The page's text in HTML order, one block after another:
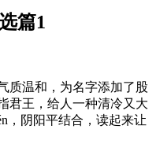
篇1
质温和，为名字添加了股
君王，给人一种清冷又大
，阴阳平结合，读起来让